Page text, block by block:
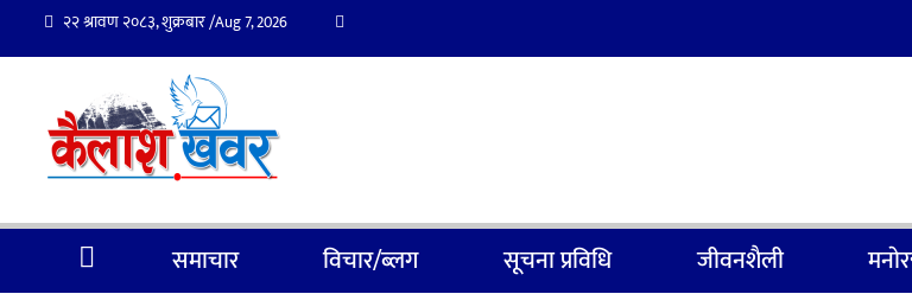
२२ श्रावण २०८३, शुक्रबार /Aug 7, 2026
समाचार विचार/ब्लग सूचना प्रविधि जीवनशैली